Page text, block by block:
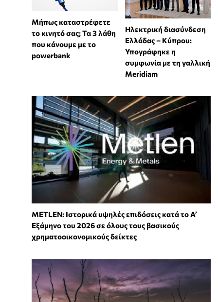
Μήπως καταστρέφετε
το κινητό σας; Τα 3 λάθη
που κάνουμε με το
powerbank
Ηλεκτρική διασύνδεση
Ελλάδας – Κύπρου:
Υπογράφηκε η
συμφωνία με τη γαλλική
Meridiam
METLEN: Ιστορικά υψηλές επιδόσεις κατά το Α’
Εξάμηνο του 2026 σε όλους τους βασικούς
χρηματοοικονομικούς δείκτες